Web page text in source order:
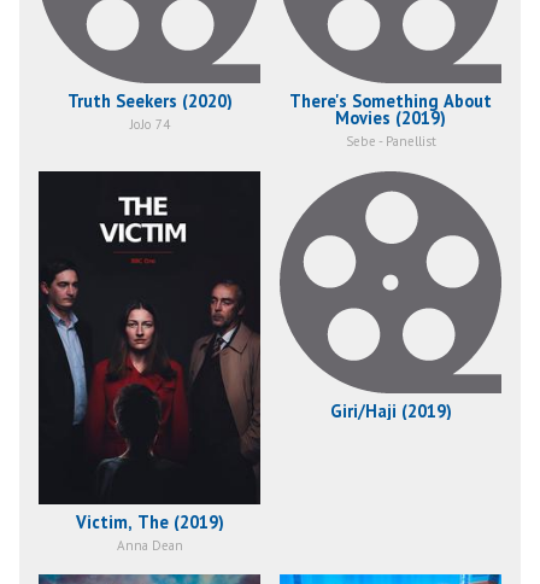
Truth Seekers (2020)
JoJo 74
There's Something About
Movies (2019)
Sebe - Panellist
Victim, The (2019)
Anna Dean
Giri/Haji (2019)